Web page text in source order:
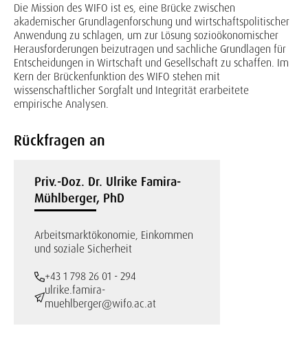
Die Mission des WIFO ist es, eine Brücke zwischen
akademischer Grundlagenforschung und wirtschaftspolitischer
Anwendung zu schlagen, um zur Lösung sozioökonomischer
Herausforderungen beizutragen und sachliche Grundlagen für
Entscheidungen in Wirtschaft und Gesellschaft zu schaffen. Im
Kern der Brückenfunktion des WIFO stehen mit
wissenschaftlicher Sorgfalt und Integrität erarbeitete
empirische Analysen.
Rückfragen an
Priv.-Doz. Dr. Ulrike Famira-
Mühlberger, PhD
Arbeitsmarktökonomie, Einkommen
und soziale Sicherheit
+43 1 798 26 01 - 294
ulrike.famira-
muehlberger@wifo.ac.at